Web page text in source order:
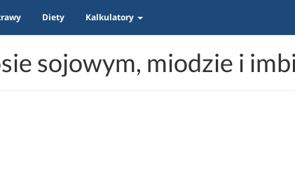
Diety Kalkulatory
sojowym, miodzie i